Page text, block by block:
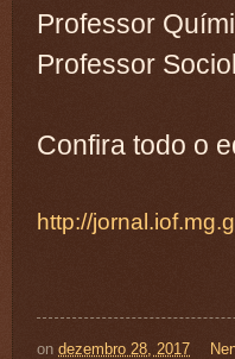
Confira todo o
http://
on dezembro 28, 2017